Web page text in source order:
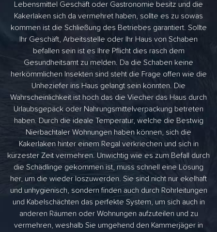
Lebensmittel Geschäft oder Gastronomie besitz und die
Kakerlaken sich da vermehret haben, sollte es zu sowas
kommen ist die Schließung des Betriebes garantiert. Sollte
Ihr Geschäft, Arbeitsstelle oder Ihr Haus von Schaben
befallen sein ist es Ihre Pflicht dies rasch dem
Gesundheitsamt zu melden. Da die Schaben keine
herkömmlichen Insekten sind steht die Frage offen wie die
Unheziefer ins Haus gelangt sein könnten. Die
Wahrscheinlichkeit ist hoch das die Viecher das Haus durch
Urlaubsgepäck oder Nahrungsmittelverpackung betreten
haben. Durch die ideale Temperatur, welche die Bestwig
Nierbachtaler Wohnungen haben können, sich die
Kakerlaken hinter einem Regal verkriechen und sich in
kürzester Zeit vermehren. Unwichtig wie es zum Befall durch
die Schädlinge gekommen ist, muss schnell eine Lösung
her, um die wieder loszuwerden. Sie sind nicht nur ekelhaft
und unhygienisch, sondern finden auch durch Rohrleitungen
und Kabelschächten das perfekte System, um sich auch in
anderen Räumen oder Wohnungen aufzuteilen und zu
vermehren, weshalb Sie umgehend den Kammerjäger in